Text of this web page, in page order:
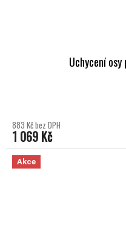
Uchycení osy
883 Kč bez DPH
1 069 Kč
Akce